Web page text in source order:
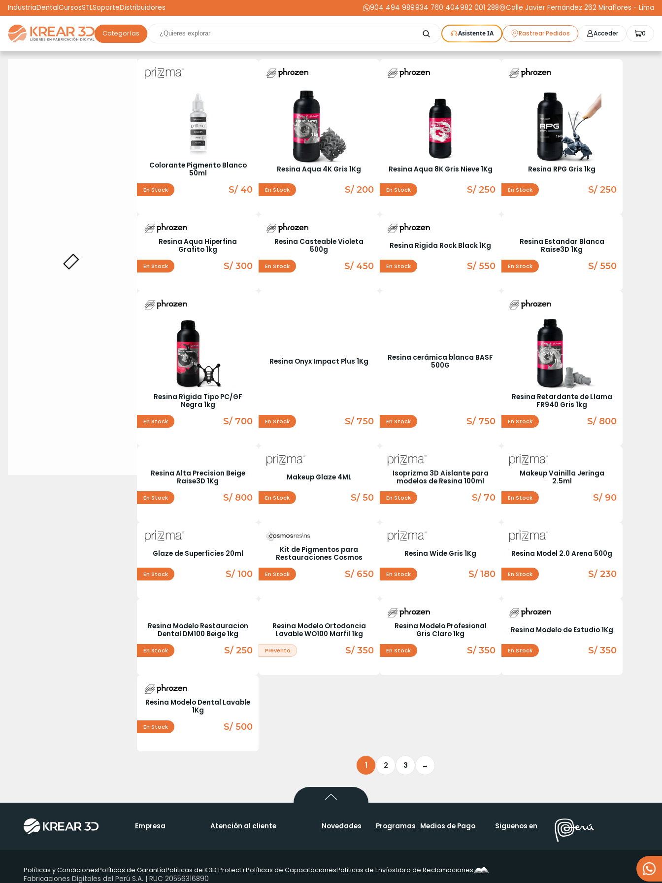
IndustriaDentalCursosSTLSoporteDistribuidores 904 494 989
-934 760 404
-982 001 288 Calle Javier Fernández 262 Miraflores - Lima
Categorías Asistente IA Rastrear Pedidos Acceder 0
Filamentos Resinas Repuestos Upgrades Herramientas Acabados Cortadoras Láser Plotters CNC Escáneres 3D
Moldeo
Realidad Virtual Energía Dental Liquidaciones Compra Segura
Colorante Pigmento Blanco
50ml
En Stock S/ 40
Resina Aqua 4K Gris 1Kg
En Stock S/ 200
Resina Aqua 8K Gris Nieve 1Kg
En Stock S/ 250
Resina RPG Gris 1kg
En Stock S/ 250
Resina Aqua Hiperfina
Grafito 1kg
En Stock S/ 300
Resina Casteable Violeta
500g
En Stock S/ 450
Resina Rigida Rock Black 1Kg
En Stock S/ 550
Resina Estandar Blanca
Raise3D 1Kg
En Stock S/ 550
Resina Rígida Tipo PC/GF
Negra 1kg
En Stock S/ 700
Resina Onyx Impact Plus 1Kg
En Stock S/ 750
Resina cerámica blanca BASF
500G
En Stock S/ 750
Resina Retardante de Llama
FR940 Gris 1kg
En Stock S/ 800
Resina Alta Precision Beige
Raise3D 1Kg
En Stock S/ 800
Makeup Glaze 4ML
En Stock S/ 50
Isoprizma 3D Aislante para
modelos de Resina 100ml
En Stock S/ 70
Makeup Vainilla Jeringa
2.5ml
En Stock S/ 90
Glaze de Superficies 20ml
En Stock S/ 100
Kit de Pigmentos para
Restauraciones Cosmos
En Stock S/ 650
Resina Wide Gris 1Kg
En Stock S/ 180
Resina Model 2.0 Arena 500g
En Stock S/ 230
Resina Modelo Restauracion
Dental DM100 Beige 1kg
En Stock S/ 250
Resina Modelo Ortodoncia
Lavable WO100 Marfil 1kg
Preventa S/ 350
Resina Modelo Profesional
Gris Claro 1kg
En Stock S/ 350
Resina Modelo de Estudio 1Kg
En Stock S/ 350
Resina Modelo Dental Lavable
1Kg
En Stock S/ 500
1 2 3 →
Empresa Atención al cliente Novedades Programas Medios de Pago Siguenos en
Políticas y CondicionesPolíticas de GarantíaPolíticas de K3D Protect+Políticas de CapacitacionesPolíticas de EnvíosLibro de Reclamaciones
Fabricaciones Digitales del Perú S.A. | RUC 20556316890